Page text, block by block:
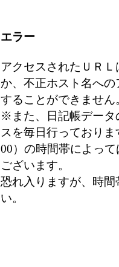
エラー
アクセスされたＵＲ
か、不正ホスト名へ
することができません
※また、日記帳データ
スを毎日行っており
00）の時間帯によっ
ございます。
恐れ入りますが、時
い。